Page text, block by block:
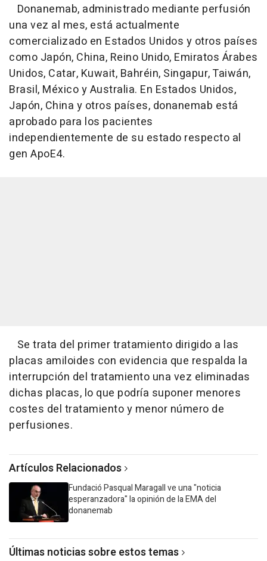
Donanemab, administrado mediante perfusión
una vez al mes, está actualmente
comercializado en Estados Unidos y otros países
como Japón, China, Reino Unido, Emiratos Árabes
Unidos, Catar, Kuwait, Bahréin, Singapur, Taiwán,
Brasil, México y Australia. En Estados Unidos,
Japón, China y otros países, donanemab está
aprobado para los pacientes
independientemente de su estado respecto al
gen ApoE4.
Se trata del primer tratamiento dirigido a las
placas amiloides con evidencia que respalda la
interrupción del tratamiento una vez eliminadas
dichas placas, lo que podría suponer menores
costes del tratamiento y menor número de
perfusiones.
Artículos Relacionados
Fundació Pasqual Maragall ve una "noticia
esperanzadora" la opinión de la EMA del
donanemab
Últimas noticias sobre estos temas